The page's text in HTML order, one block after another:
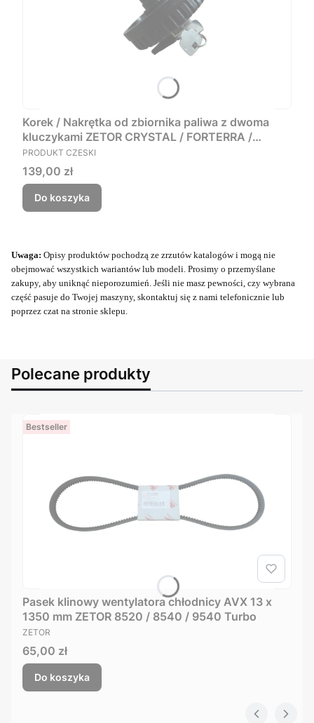
Korek / Nakrętka od zbiornika paliwa z dwoma
kluczykami ZETOR CRYSTAL / FORTERRA /
PROXIMA / MAJOR
PRODUCENT
PRODUKT CZESKI
Cena
139,00 zł
Do koszyka
Uwaga: Opisy produktów pochodzą ze zrzutów katalogów i mogą nie
obejmować wszystkich wariantów lub modeli. Prosimy o przemyślane
zakupy, aby uniknąć nieporozumień. Jeśli nie masz pewności, czy wybrana
część pasuje do Twojej maszyny, skontaktuj się z nami telefonicznie lub
poprzez czat na stronie sklepu.
Polecane produkty
Bestseller
Pasek klinowy wentylatora chłodnicy AVX 13 x
1350 mm ZETOR 8520 / 8540 / 9540 Turbo
PRODUCENT
ZETOR
Cena
65,00 zł
Do koszyka